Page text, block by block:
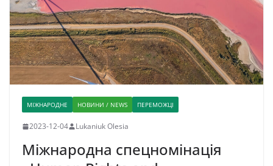
МІЖНАРОДНЕ НОВИНИ / NEWS ПЕРЕМОЖЦІ
2023-12-04 Lukaniuk Olesia
Міжнародна спецномінація